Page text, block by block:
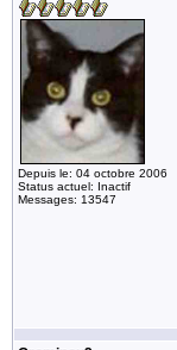
Depuis le: 04 octobre 2006
Status actuel: Inactif
Messages: 13547